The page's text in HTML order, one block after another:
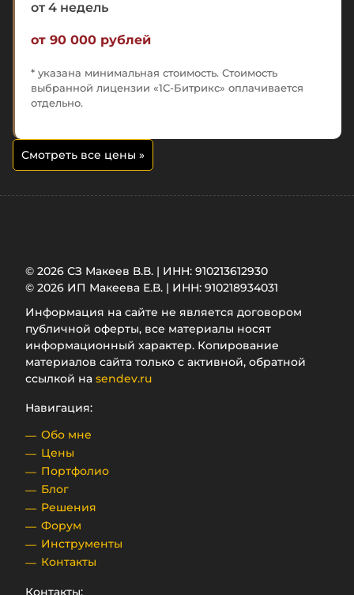
от 4 недель
от 90 000 рублей
* указана минимальная стоимость. Стоимость
выбранной лицензии «1С-Битрикс» оплачивается
отдельно.
Смотреть все цены »
© 2026 СЗ Макеев В.В. | ИНН: 910213612930
© 2026 ИП Макеева Е.В. | ИНН: 910218934031
Информация на сайте не является договором
публичной оферты, все материалы носят
информационный характер. Копирование
материалов сайта только с активной, обратной
ссылкой на sendev.ru
Навигация:
Обо мне
Цены
Портфолио
Блог
Решения
Форум
Инструменты
Контакты